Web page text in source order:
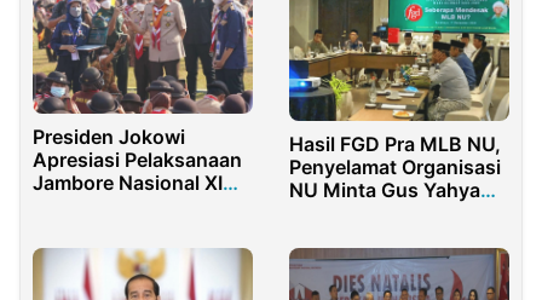
Presiden Jokowi
Apresiasi Pelaksanaan
Jambore Nasional XI
Hasil FGD Pra MLB NU,
Penyelamat Organisasi
NU Minta Gus Yahya